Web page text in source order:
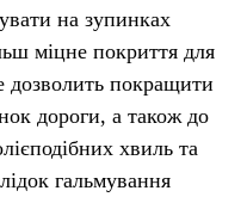
на зупинках
міцне покриття для
дозволить покращити
дороги, а також до
хвиль та
гальмування